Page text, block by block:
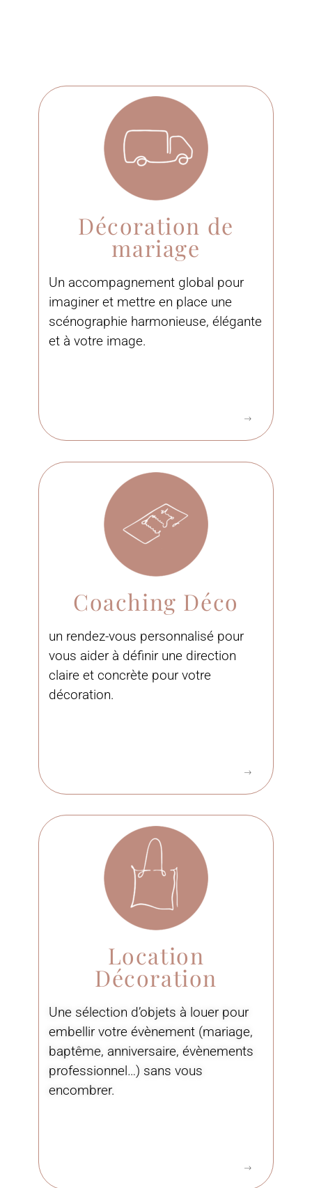
Décoration de
mariage
Un accompagnement global pour
imaginer et mettre en place une
scénographie harmonieuse, élégante
et à votre image.
Coaching Déco
un rendez-vous personnalisé pour
vous aider à définir une direction
claire et concrète pour votre
décoration.
Location
Décoration
Une sélection d’objets à louer pour
embellir votre évènement (mariage,
baptême, anniversaire, évènements
professionnel…) sans vous
encombrer.